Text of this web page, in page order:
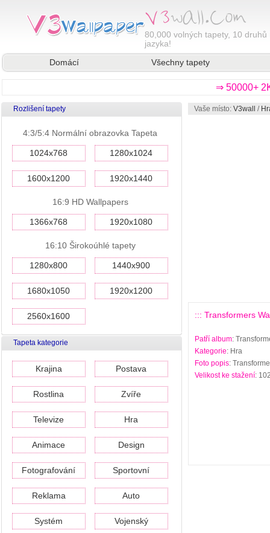
80,000 volných tapety, 10 druhů
jazyka!
Domácí
Všechny tapety
⇒ 50000+
Rozlišení tapety
4:3/5:4 Normální obrazovka Tapeta
1024x768 1280x1024
1600x1200 1920x1440
16:9 HD Wallpapers
1366x768 1920x1080
16:10 Širokoúhlé tapety
1280x800 1440x900
1680x1050 1920x1200
2560x1600
Tapeta kategorie
Krajina Postava
Rostlina Zvíře
Televize Hra
Animace Design
Fotografování Sportovní
Reklama Auto
Systém Vojenský
Vaše místo: V3wall /
::: Transformers
Patří album:
Kategorie: Hra
Foto popis:
Velikost ke stažení: